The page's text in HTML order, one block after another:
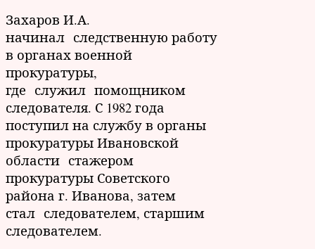
Захаров И.А.
начинал следственную работу
в органах военной
прокуратуры,
где служил помощником
следователя. С 1982 года
поступил на службу в органы
прокуратуры Ивановской
области стажером
прокуратуры Советского
района г. Иванова, затем
стал следователем, старшим
следователем.